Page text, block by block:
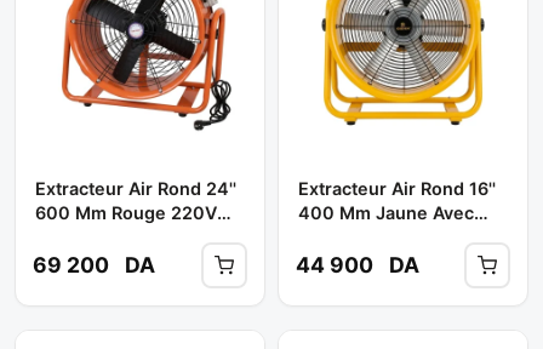
Extracteur Air Rond 24''
600 Mm Rouge 220V
69 200 DA
Extracteur Air Rond 16''
400 Mm Jaune Avec
44 900 DA